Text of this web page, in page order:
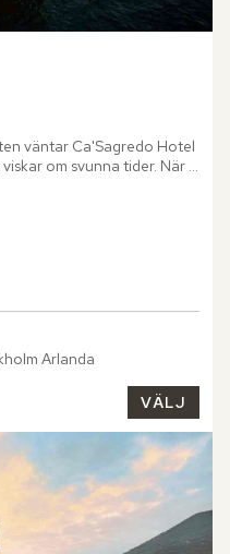
väntar Ca'Sagredo Hotel
om svunna tider. När
salonger märker du...
Arlanda
VÄLJ